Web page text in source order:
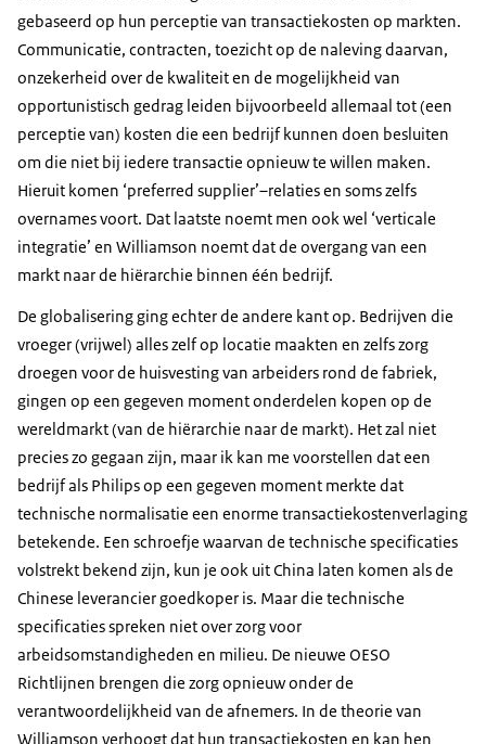
gebaseerd op hun perceptie van transactiekosten op markten.
Communicatie, contracten, toezicht op de naleving daarvan,
onzekerheid over de kwaliteit en de mogelijkheid van
opportunistisch gedrag leiden bijvoorbeeld allemaal tot (een
perceptie van) kosten die een bedrijf kunnen doen besluiten
om die niet bij iedere transactie opnieuw te willen maken.
Hieruit komen ‘preferred supplier’–relaties en soms zelfs
overnames voort. Dat laatste noemt men ook wel ‘verticale
integratie’ en Williamson noemt dat de overgang van een
markt naar de hiërarchie binnen één bedrijf.
De globalisering ging echter de andere kant op. Bedrijven die
vroeger (vrijwel) alles zelf op locatie maakten en zelfs zorg
droegen voor de huisvesting van arbeiders rond de fabriek,
gingen op een gegeven moment onderdelen kopen op de
wereldmarkt (van de hiërarchie naar de markt). Het zal niet
precies zo gegaan zijn, maar ik kan me voorstellen dat een
bedrijf als Philips op een gegeven moment merkte dat
technische normalisatie een enorme transactiekostenverlaging
betekende. Een schroefje waarvan de technische specificaties
volstrekt bekend zijn, kun je ook uit China laten komen als de
Chinese leverancier goedkoper is. Maar die technische
specificaties spreken niet over zorg voor
arbeidsomstandigheden en milieu. De nieuwe OESO
Richtlijnen brengen die zorg opnieuw onder de
verantwoordelijkheid van de afnemers. In de theorie van
Williamson verhoogt dat hun transactiekosten en kan hen